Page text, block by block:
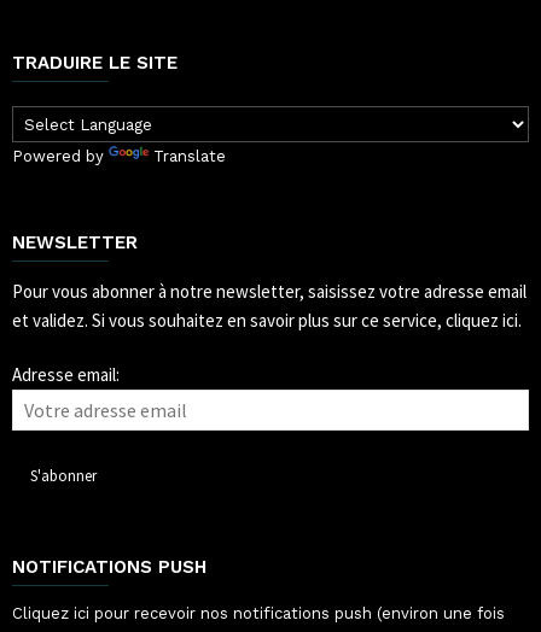
TRADUIRE LE SITE
Powered by Translate
NEWSLETTER
Pour vous abonner à notre newsletter, saisissez votre adresse email
et validez. Si vous souhaitez en savoir plus sur ce service, cliquez ici.
Adresse email:
NOTIFICATIONS PUSH
Cliquez ici pour recevoir nos notifications push (environ une fois